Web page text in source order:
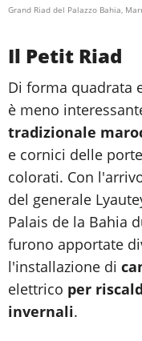
Grand Riad del Palazzo Bahia,
Il Petit Riad
Di forma quadrata
è meno
tradizionale
e cornici delle
colorati. Con
del generale
Palais de la Bahia
furono apportate
l'installazione di
elettrico per
invernali.